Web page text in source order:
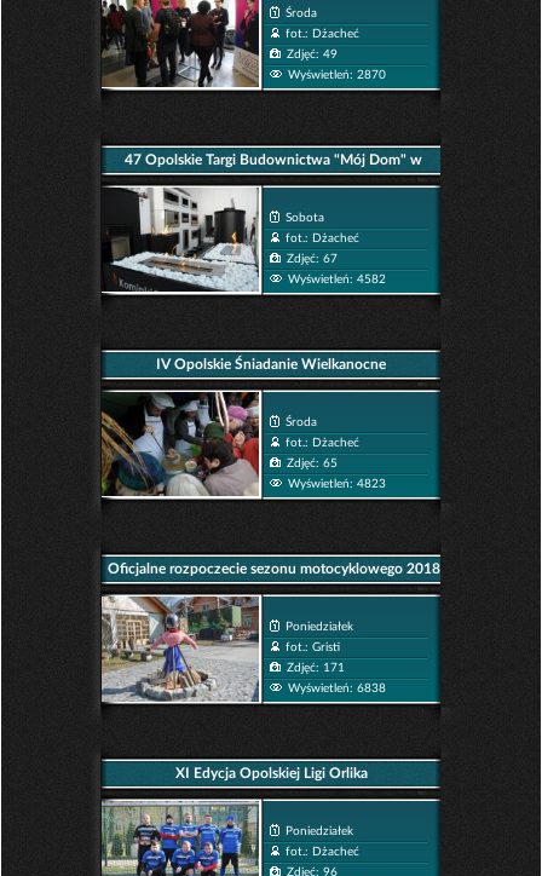
Środa
fot.: Dżacheć
Zdjęć: 49
Wyświetleń: 2870
47 Opolskie Targi Budownictwa "Mój Dom" w
CWK
Sobota
fot.: Dżacheć
Zdjęć: 67
Wyświetleń: 4582
IV Opolskie Śniadanie Wielkanocne
Środa
fot.: Dżacheć
Zdjęć: 65
Wyświetleń: 4823
Oficjalne rozpoczecie sezonu motocyklowego 2018
Poniedziałek
fot.: Gristi
Zdjęć: 171
Wyświetleń: 6838
XI Edycja Opolskiej Ligi Orlika
Poniedziałek
fot.: Dżacheć
Zdjęć: 96